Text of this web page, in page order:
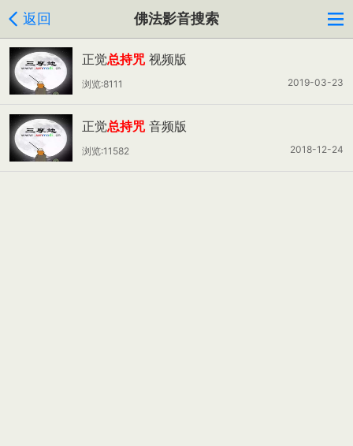
返回 佛法影音搜索
正觉总持咒 视频版
2019-03-23
浏览:8111
正觉总持咒 音频版
2018-12-24
浏览:11582